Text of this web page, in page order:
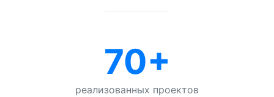
70+
реализованных проектов